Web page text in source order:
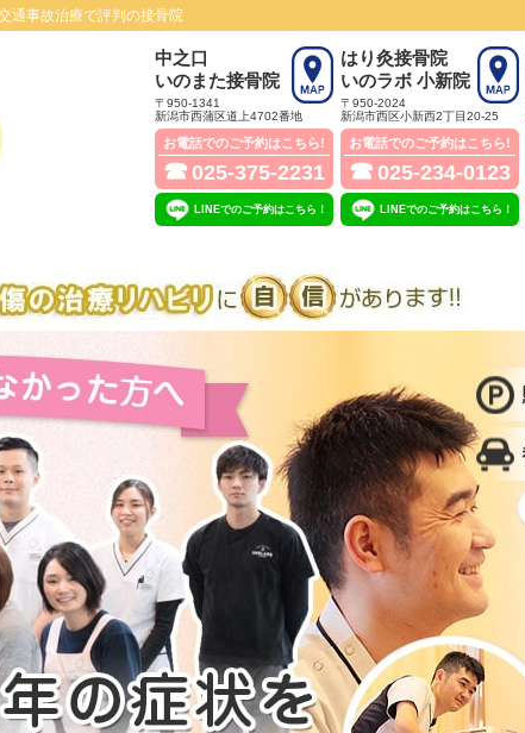
通事故治療で評判の接骨院
中之口
いのまた接骨院
〒950-1341
新潟市西蒲区道上4702番地
お電話でのご予約はこちら!
☎ 025-375-2231
LINEでのご予約はこちら！
はり灸接骨院
いのラボ 小新院
〒950-2024
新潟市西区小新西2丁目20‐25
お電話でのご予約はこちら!
☎ 025-234-0123
LINEでのご予約はこちら！